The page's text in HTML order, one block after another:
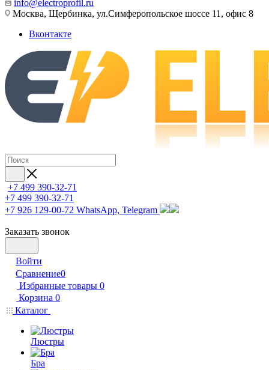
info@electroprofil.ru
Москва, Щербинка, ул.Симферопольское шоссе 11, офис 8
Вконтакте
+7 499 390-32-71
+7 499 390-32-71
+7 926 129-00-72 WhatsApp, Telegram
Заказать звонок
Войти
Сравнение0
Избранные товары 0
Корзина 0
Каталог
Люстры
Бра